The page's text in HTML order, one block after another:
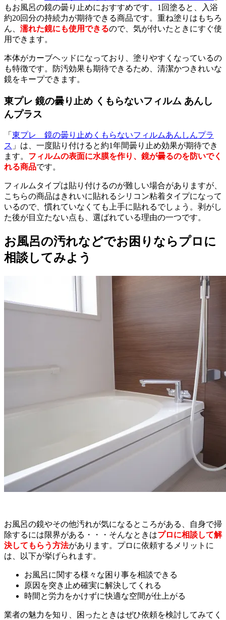
もお風呂の鏡の曇り止めにおすすめです。1回塗ると、入浴
約20回分の持続力が期待できる商品です。重ね塗りはもちろ
ん、 濡れた鏡にも使用できるので、気が付いたときにすぐ使
用できます。
本体がカーブヘッドになっており、塗りやすくなっているの
も特徴です。防汚効果も期待できるため、清潔かつきれいな
鏡をキープできます。
東プレ 鏡の曇り止め くもらないフィルム あんし
んプラス
「 東プレ 鏡の曇り止めくもらないフィルムあんしんプラ
ス 」は、一度貼り付けると約1年間曇り止め効果が期待でき
ます。 フィルムの表面に水膜を作り、鏡が曇るのを防いでく
れる商品です。
フィルムタイプは貼り付けるのが難しい場合がありますが、
こちらの商品はきれいに貼れるシリコン粘着タイプになって
いるので、慣れていなくても上手に貼れるでしょう。剥がし
た後が目立たない点も、選ばれている理由の一つです。
お風呂の汚れなどでお困りならプロに
相談してみよう
お風呂の鏡やその他汚れが気になるところがある、自身で掃
除するには限界がある・・・そんなときはプロに相談して解
決してもらう方法があります。プロに依頼するメリットに
は、以下が挙げられます。
お風呂に関する様々な困り事を相談できる
原因を突き止め確実に解決してくれる
時間と労力をかけずに快適な空間が仕上がる
業者の魅力を知り、困ったときはぜひ依頼を検討してみてく